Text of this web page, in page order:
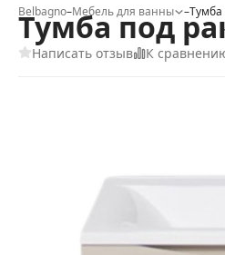
Belbagno–Мебель для ванны –Тумба
Тумба под
Написать отзыв К